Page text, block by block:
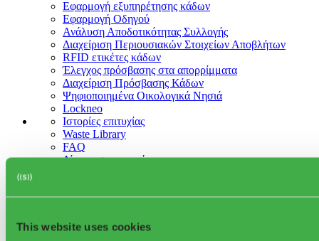
This website uses cookies
Εφαρμογή εξυπηρέτησης κάδων
Εφαρμογή Οδηγού
Ανάλυση Αποδοτικότητας Συλλογής
Διαχείριση Περιουσιακών Στοιχείων Αποβλήτων
RFID ετικέτες κάδων
Έλεγχος πρόσβασης στα απορρίμματα
Διαχείριση Πρόσβασης Κάδων
Ψηφιοποιημένα Οικολογικά Νησιά
Lockneo
Ιστορίες επιτυχίας
Waste Library
FAQ
Δίκτυο συνεργατών
BlogΙστολόγιο
FAQ